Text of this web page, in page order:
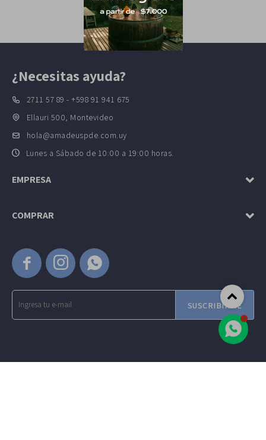
  
SUSCRIBIRME
¿Necesitas ayuda?
2711 57 89 - +598 91 941 675
Ellauri 500, Montevideo
hola@amadeuspde.com.uy
Lunes a Sábado de 10:00 a 19:00 horas.
EMPRESA
COMPRAR